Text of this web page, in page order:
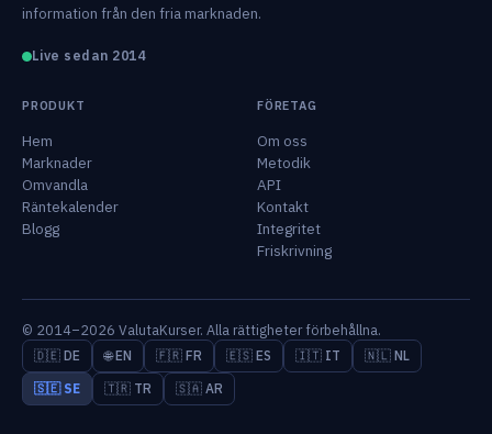
information från den fria marknaden.
Live sedan 2014
PRODUKT
Hem
Marknader
Omvandla
Räntekalender
Blogg
FÖRETAG
Om oss
Metodik
API
Kontakt
Integritet
Friskrivning
© 2014–2026 ValutaKurser. Alla rättigheter förbehållna.
🇩🇪 DE 🌐 EN 🇫🇷 FR 🇪🇸 ES 🇮🇹 IT
🇳🇱 NL
🇸🇪 SE
🇹🇷 TR 🇸🇦 AR